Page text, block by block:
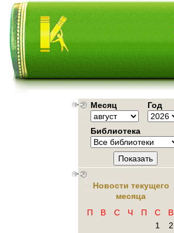
Месяц Год
Библиотека
Показать
Новости текущего
месяца
П
В С Ч П С
В
1
2